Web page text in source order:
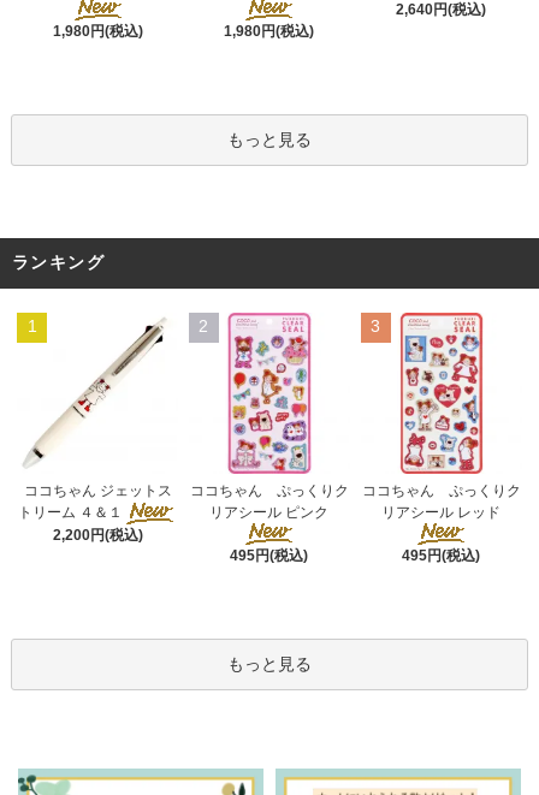
1,980円(税込) 1,980円(税込)
2,640円(税込)
もっと見る
ランキング
1
ココちゃん ジェットス
トリーム ４＆１
2,200円(税込)
2
ココちゃん ぷっくりク
リアシール ピンク
495円(税込)
3
ココちゃん ぷっくりク
リアシール レッド
495円(税込)
もっと見る